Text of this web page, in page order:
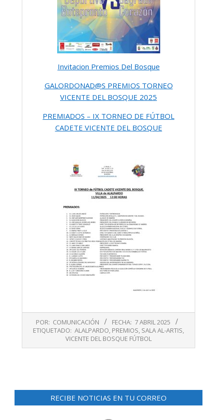
Invitacion Premios Del Bosque
GALORDONAD@S PREMIOS TORNEO
VICENTE DEL BOSQUE 2025
PREMIADOS – IX TORNEO DE FÚTBOL
CADETE VICENTE DEL BOSQUE
POR: COMUNICACIÓN FECHA: 7 ABRIL 2025
ETIQUETADO: ALALPARDO, PREMIOS, SALA AL-ARTIS,
VICENTE DEL BOSQUE FÚTBOL
RECIBE NOTICIAS EN TU CORREO